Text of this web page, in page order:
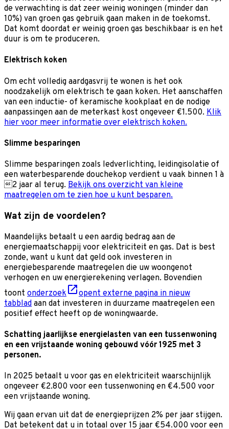
de verwachting is dat zeer weinig woningen (minder dan
10%) van groen gas gebruik gaan maken in de toekomst.
Dat komt doordat er weinig groen gas beschikbaar is en het
duur is om te produceren.
Elektrisch koken
Om echt volledig aardgasvrij te wonen is het ook
noodzakelijk om elektrisch te gaan koken. Het aanschaffen
van een inductie- of keramische kookplaat en de nodige
aanpassingen aan de meterkast kost ongeveer €1.500. Klik
hier voor meer informatie over elektrisch koken.
Slimme besparingen
Slimme besparingen zoals ledverlichting, leidingisolatie of
een waterbesparende douchekop verdient u vaak binnen 1 à
2 jaar al terug. Bekijk ons overzicht van kleine
maatregelen om te zien hoe u kunt besparen.
Wat zijn de voordelen?
Maandelijks betaalt u een aardig bedrag aan de
energiemaatschappij voor elektriciteit en gas. Dat is best
zonde, want u kunt dat geld ook investeren in
energiebesparende maatregelen die uw woongenot
verhogen en uw energierekening verlagen. Bovendien
toont onderzoek
opent externe pagina in nieuw
tabblad aan dat investeren in duurzame maatregelen een
positief effect heeft op de woningwaarde.
Schatting jaarlijkse energielasten van een tussenwoning
en een vrijstaande woning gebouwd vóór 1925 met 3
personen.
In 2025 betaalt u voor gas en elektriciteit waarschijnlijk
ongeveer €2.800 voor een tussenwoning en €4.500 voor
een vrijstaande woning.
Wij gaan ervan uit dat de energieprijzen 2% per jaar stijgen.
Dat betekent dat u in totaal over 15 jaar €54.000 voor een